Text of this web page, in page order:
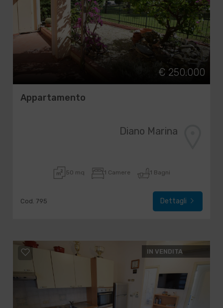
€ 250.000
Appartamento
Diano Marina
50 mq 1 Camere 1 Bagni
Cod. 795 Dettagli
IN VENDITA